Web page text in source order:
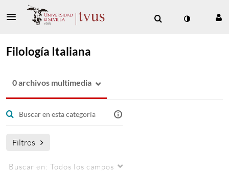
Filología Italiana
0 archivos multimedia
Filtros
Buscar en: Todos los campos